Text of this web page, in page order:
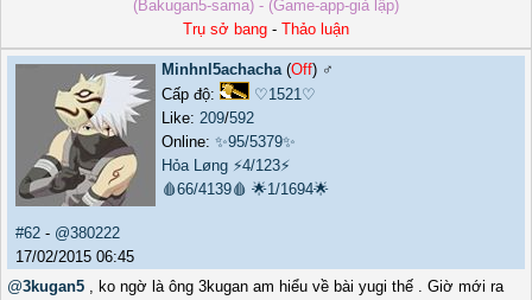
(Bakugan5-sama) - (Game-app-giả lập)
Trụ sở bang - Thảo luận
Minhnl5achacha(Off) ♂️
Cấp độ:
♡1521♡
Like: 209/592
Online: ✨95/5379✨
Hỏa Løng ⚡4/123⚡
🩸66/4139🩸 🌟1/1694🌟
#62 - @380222
17/02/2015 06:45
@3kugan5 , ko ngờ là ông 3kugan am hiểu về bài yugi thế . Giờ mới ra